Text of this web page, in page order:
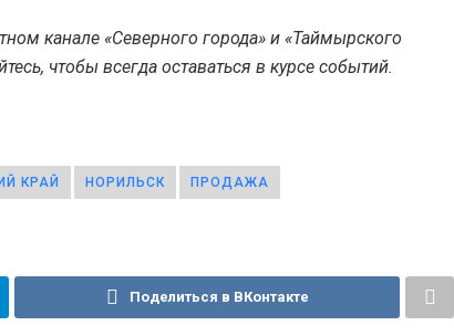
канале «Северного города» и «Таймырского
чтобы всегда оставаться в курсе событий.
КРАЙ НОРИЛЬСК ПРОДАЖА
Поделиться в ВКонтакте